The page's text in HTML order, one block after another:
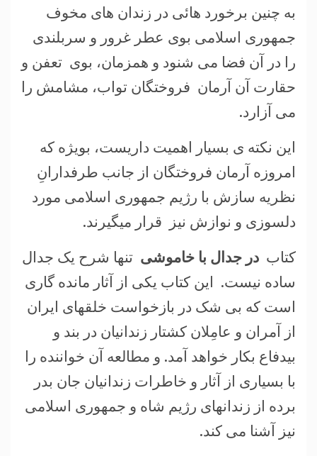
به چنين برخورد هائی در زندان های مخوف
جمهوری اسلامی بوی عطر غرور و سربلندی
را در آن فضا می شنود و همزمان، بوی تعفن و
حقارت آن آرمان فروختگان تواب، مشامش را
می آزارد.
این نکته ی بسیار اهمیت داریست، بویژه که
امروزه آرمان فروختگان از جانب طرفدارانِ
نظریه سازش با رژیم جمهوری اسلامی مورد
دلسوزی و نوازش نیز قرار میگیرند.
کتاب در جدال با خاموشی تنها شرح یک جدال
ساده نیست. این کتاب یکی از آثار مانده گاری
است که بی شک در بازخواست خلقهای ایران
از آمران و عامِلان کشتار زندانیان در بند و
بیدفاع بکار خواهد آمد. و مطالعه آن خواننده را
با بسیاری از آثار و خاطرات زندانیان جان بدر
برده از زندانهای رژیم شاه و جمهوری اسلامی
نيز آشنا می کند.